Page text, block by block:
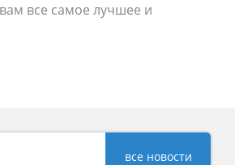
все самое лучшее и
все новости